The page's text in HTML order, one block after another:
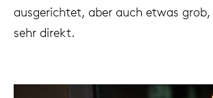
ausgerichtet, aber auch etwas
sehr direkt.